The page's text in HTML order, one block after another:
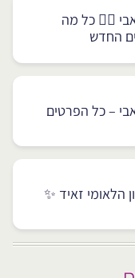
🧙‍♂️ כל מה
החדש
הלאומי זאיד ✨